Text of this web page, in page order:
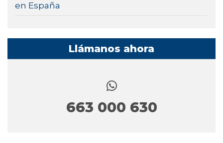
en España
Llámanos ahora
663 000 630